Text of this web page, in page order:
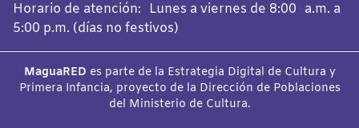
Horario de atención: Lunes a viernes de 8:00 a.m. a
5:00 p.m. (días no festivos)
MaguaRED es parte de la Estrategia Digital de Cultura y
Primera Infancia, proyecto de la Dirección de Poblaciones
del Ministerio de Cultura.